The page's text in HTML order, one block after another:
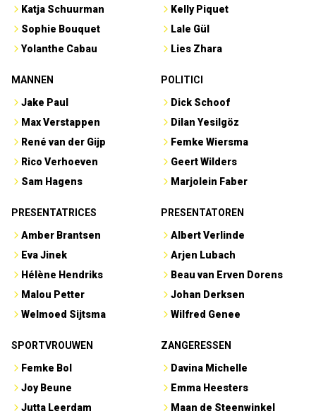
Katja Schuurman
Sophie Bouquet
Yolanthe Cabau
Kelly Piquet
Lale Gül
Lies Zhara
MANNEN
Jake Paul
Max Verstappen
René van der Gijp
Rico Verhoeven
Sam Hagens
POLITICI
Dick Schoof
Dilan Yesilgöz
Femke Wiersma
Geert Wilders
Marjolein Faber
PRESENTATRICES
Amber Brantsen
Eva Jinek
Hélène Hendriks
Malou Petter
Welmoed Sijtsma
PRESENTATOREN
Albert Verlinde
Arjen Lubach
Beau van Erven Dorens
Johan Derksen
Wilfred Genee
SPORTVROUWEN
Femke Bol
Joy Beune
Jutta Leerdam
ZANGERESSEN
Davina Michelle
Emma Heesters
Maan de Steenwinkel